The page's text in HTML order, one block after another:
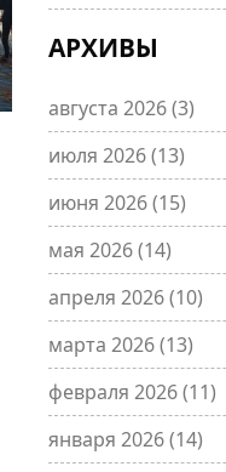
АРХИВЫ
августа 2026(3)
июля 2026(13)
июня 2026(15)
мая 2026(14)
апреля 2026(10)
марта 2026(13)
февраля 2026(11)
января 2026(14)